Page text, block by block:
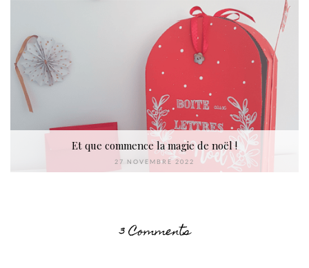
Et que commence la magie de noël !
27 NOVEMBRE 2022
3 Comments